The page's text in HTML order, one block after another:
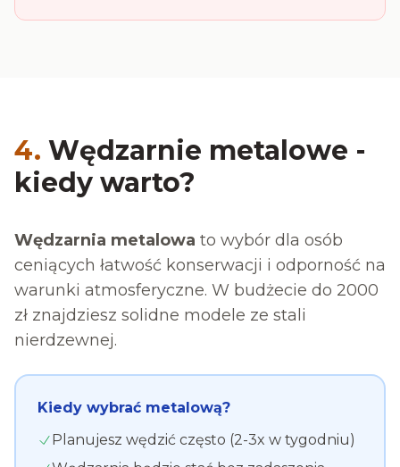
4. Wędzarnie metalowe -
kiedy warto?
Wędzarnia metalowa to wybór dla osób
ceniących łatwość konserwacji i odporność na
warunki atmosferyczne. W budżecie do 2000
zł znajdziesz solidne modele ze stali
nierdzewnej.
Kiedy wybrać metalową?
Planujesz wędzić często (2-3x w tygodniu)